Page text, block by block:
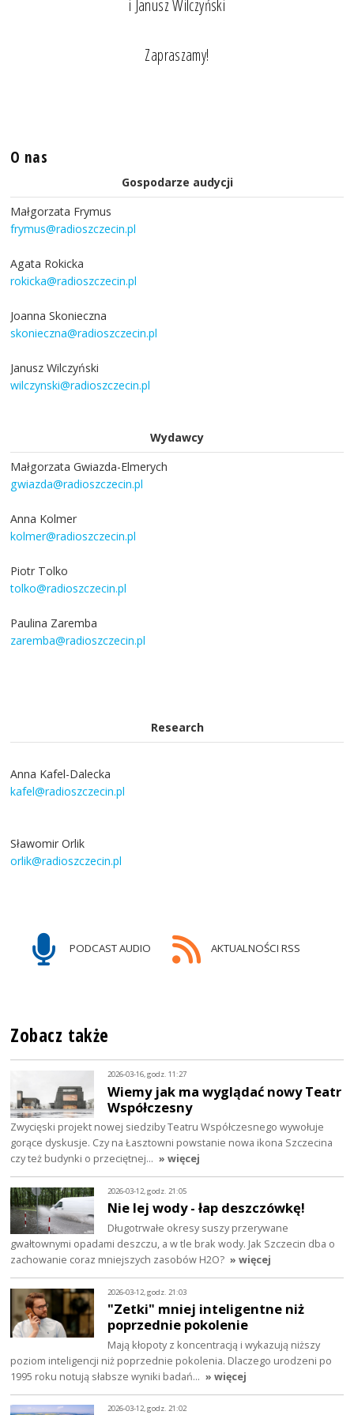
i Janusz Wilczyński
Zapraszamy!
O nas
Gospodarze audycji
Małgorzata Frymus
frymus@radioszczecin.pl
Agata Rokicka
rokicka@radioszczecin.pl
Joanna Skonieczna
skonieczna@radioszczecin.pl
Janusz Wilczyński
wilczynski@radioszczecin.pl
Wydawcy
Małgorzata Gwiazda-Elmerych
gwiazda@radioszczecin.pl
Anna Kolmer
kolmer@radioszczecin.pl
Piotr Tolko
tolko@radioszczecin.pl
Paulina Zaremba
zaremba@radioszczecin.pl
Research
Anna Kafel-Dalecka
kafel@radioszczecin.pl
Sławomir Orlik
orlik@radioszczecin.pl
PODCAST AUDIO AKTUALNOŚCI RSS
Zobacz także
2026-03-16, godz. 11:27
Wiemy jak ma wyglądać nowy Teatr
Współczesny
Zwycięski projekt nowej siedziby Teatru Współczesnego wywołuje
gorące dyskusje. Czy na Łasztowni powstanie nowa ikona Szczecina
czy też budynki o przeciętnej… » więcej
2026-03-12, godz. 21:05
Nie lej wody - łap deszczówkę!
Długotrwałe okresy suszy przerywane
gwałtownymi opadami deszczu, a w tle brak wody. Jak Szczecin dba o
zachowanie coraz mniejszych zasobów H2O? » więcej
2026-03-12, godz. 21:03
"Zetki" mniej inteligentne niż
poprzednie pokolenie
Mają kłopoty z koncentracją i wykazują niższy
poziom inteligencji niż poprzednie pokolenia. Dlaczego urodzeni po
1995 roku notują słabsze wyniki badań… » więcej
2026-03-12, godz. 21:02